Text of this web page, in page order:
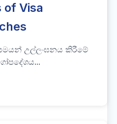
of Visa
උල්ලංඝනය කිරීමේ